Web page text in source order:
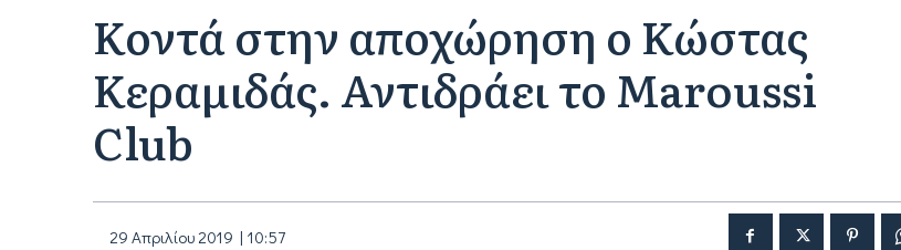
Κοντά στην αποχώρηση ο Κώστας
Κεραμιδάς. Αντιδράει το Maroussi
Club
29 Απριλίου 2019 | 10:57